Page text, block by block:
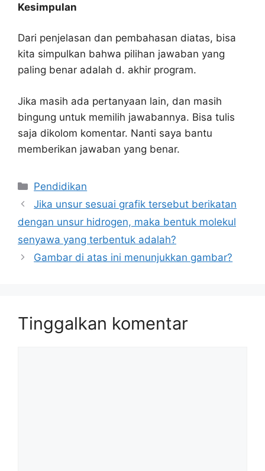
Kesimpulan
Dari penjelasan dan pembahasan diatas, bisa
kita simpulkan bahwa pilihan jawaban yang
paling benar adalah d. akhir program.
Jika masih ada pertanyaan lain, dan masih
bingung untuk memilih jawabannya. Bisa tulis
saja dikolom komentar. Nanti saya bantu
memberikan jawaban yang benar.
Kategori
Pendidikan
Jika unsur sesuai grafik tersebut berikatan
dengan unsur hidrogen, maka bentuk molekul
senyawa yang terbentuk adalah?
Gambar di atas ini menunjukkan gambar?
Tinggalkan komentar